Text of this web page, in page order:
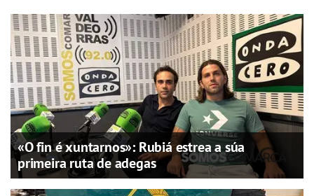
«O fin é xuntarnos»: Rubiá estrea a súa
primeira ruta de adegas